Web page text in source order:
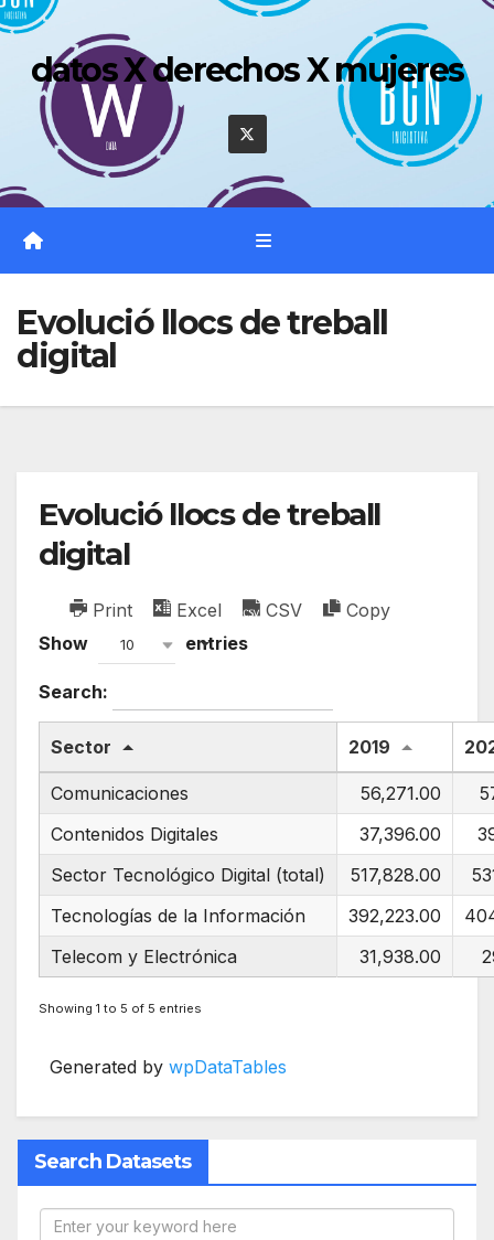
Saltar
contenido
datos X derechos X mujeres
Evolució llocs de treball
digital
Evolució llocs de treball
digital
Print Excel CSV
Copy
Show
10 entries
Search:
Sector 2019
Comunicaciones 56,271.00
Contenidos Digitales
37,396.00
Sector Tecnológico Digital (total)
517,828.00
Tecnologías de la Información
392,223.00
Telecom y Electrónica
31,938.00
Showing 1 to 5 of 5 entries
Generated by wpDataTables
Search Datasets